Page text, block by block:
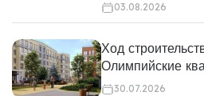
03.08.2026
Ход
Олимпийские
30.07.2026